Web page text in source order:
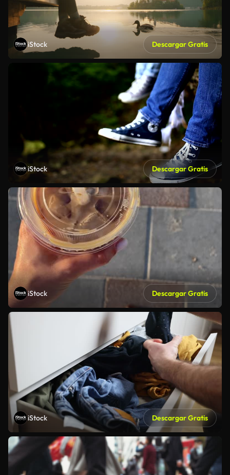
iStock Descargar Gratis
iStock Descargar Gratis
iStock Descargar Gratis
iStock Descargar Gratis